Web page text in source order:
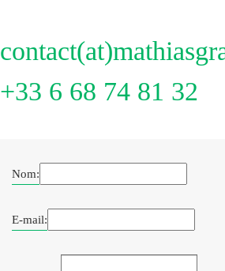
+33 6 68 74 81 32
Nom:
E-mail: